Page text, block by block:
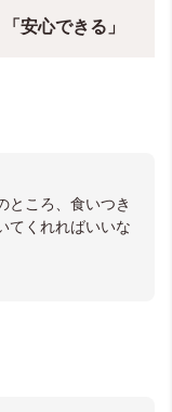
安心できる」
ところ、食いつき
てくれればいいな